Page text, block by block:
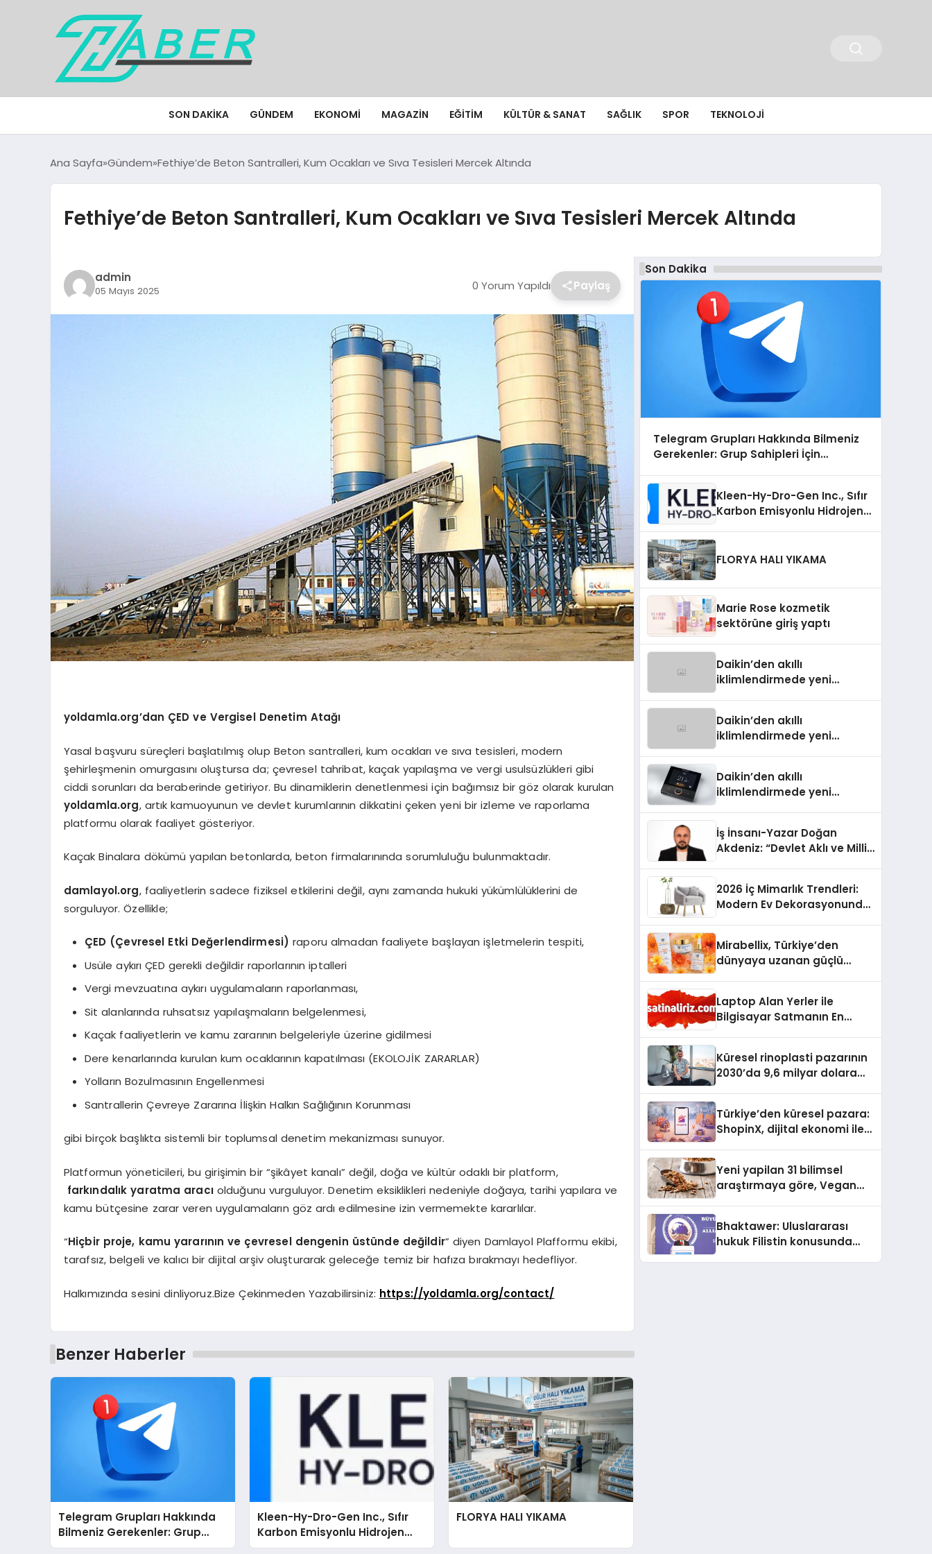
SON DAKIKA GÜNDEM EKONOMI MAGAZIN EĞITIM KÜLTÜR & SANAT SAĞLIK SPOR TEKNOLOJI
Ana Sayfa Gündem Fethiye’de Beton Santralleri, Kum Ocakları ve Sıva Tesisleri Mercek Altında
Fethiye’de Beton Santralleri, Kum Ocakları ve Sıva Tesisleri Mercek Altında
admin
05 Mayıs 2025 0 Yorum Yapıldı Paylaş
yoldamla.org’dan ÇED ve Vergisel Denetim Atağı
Yasal başvuru süreçleri başlatılmış olup Beton santralleri, kum ocakları ve sıva tesisleri, modern
şehirleşmenin omurgasını oluştursa da; çevresel tahribat, kaçak yapılaşma ve vergi usulsüzlükleri gibi
ciddi sorunları da beraberinde getiriyor. Bu dinamiklerin denetlenmesi için bağımsız bir göz olarak kurulan
yoldamla.org, artık kamuoyunun ve devlet kurumlarının dikkatini çeken yeni bir izleme ve raporlama
platformu olarak faaliyet gösteriyor.
Kaçak Binalara dökümü yapılan betonlarda, beton firmalarınında sorumluluğu bulunmaktadır.
damlayol.org, faaliyetlerin sadece fiziksel etkilerini değil, aynı zamanda hukuki yükümlülüklerini de
sorguluyor. Özellikle;
ÇED (Çevresel Etki Değerlendirmesi) raporu almadan faaliyete başlayan işletmelerin tespiti,
Usüle aykırı ÇED gerekli değildir raporlarının iptalleri
Vergi mevzuatına aykırı uygulamaların raporlanması,
Sit alanlarında ruhsatsız yapılaşmaların belgelenmesi,
Kaçak faaliyetlerin ve kamu zararının belgeleriyle üzerine gidilmesi
Dere kenarlarında kurulan kum ocaklarının kapatılması (EKOLOJİK ZARARLAR)
Yolların Bozulmasının Engellenmesi
Santrallerin Çevreye Zararına İlişkin Halkın Sağlığının Korunması
gibi birçok başlıkta sistemli bir toplumsal denetim mekanizması sunuyor.
Platformun yöneticileri, bu girişimin bir “şikâyet kanalı” değil, doğa ve kültür odaklı bir platform,
farkındalık yaratma aracıolduğunu vurguluyor. Denetim eksiklikleri nedeniyle doğaya, tarihi yapılara ve
kamu bütçesine zarar veren uygulamaların göz ardı edilmesine izin vermemekte kararlılar.
“Hiçbir proje, kamu yararının ve çevresel dengenin üstünde değildir” diyen Damlayol Plafformu ekibi,
tarafsız, belgeli ve kalıcı bir dijital arşiv oluşturarak geleceğe temiz bir hafıza bırakmayı hedefliyor.
Halkımızında sesini dinliyoruz.Bize Çekinmeden Yazabilirsiniz: https://yoldamla.org/contact/
Benzer Haberler
Telegram Grupları Hakkında
Bilmeniz Gerekenler: Grup
Sahipleri İçin Telegram’da
Kleen-Hy-Dro-Gen Inc., Sıfır
Karbon Emisyonlu Hidrojen
Isıtma Teknolojisinde ISO ve
FLORYA HALI YIKAMA
Son Dakika
Telegram Grupları Hakkında Bilmeniz
Gerekenler: Grup Sahipleri İçin
Kleen-Hy-Dro-Gen Inc., Sıfır
Karbon Emisyonlu Hidrojen
Aldı
FLORYA HALI YIKAMA
Marie Rose kozmetik
sektörüne giriş yaptı
Daikin’den akıllı
iklimlendirmede yeni
Daikin’den akıllı
iklimlendirmede yeni
Daikin’den akıllı
iklimlendirmede yeni
İş İnsanı-Yazar Doğan
Akdeniz: “Devlet Aklı ve Milli
2026 İç Mimarlık Trendleri:
Modern Ev Dekorasyonunda
Mirabellix, Türkiye’den
dünyaya uzanan güçlü
Laptop Alan Yerler ile
Bilgisayar Satmanın En
Küresel rinoplasti pazarının
2030’da 9,6 milyar dolara
Türkiye’den küresel pazara:
ShopinX, dijital ekonomi ile
Yeni yapilan 31 bilimsel
araştırmaya göre, Vegan
Sindirildiğini Ortaya Koydu
Bhaktawer: Uluslararası
hukuk Filistin konusunda